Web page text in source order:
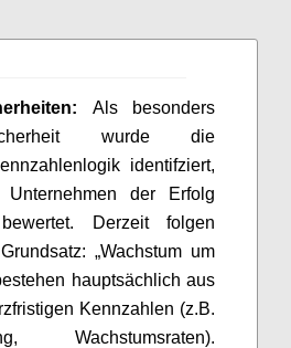
Als besonders
wurde die
identifziert,
der Erfolg
Derzeit folgen
„Wachstum um
hauptsächlich aus
Kennzahlen (z.B.
Wachstumsraten).